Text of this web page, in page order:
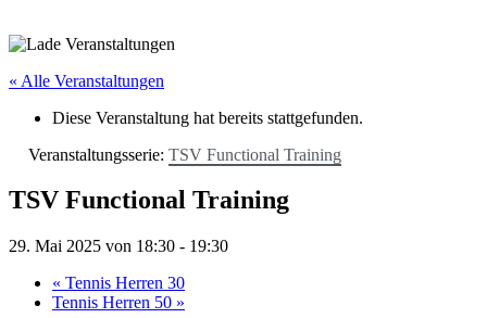
« Alle Veranstaltungen
Diese Veranstaltung hat bereits stattgefunden.
Veranstaltungsserie: TSV Functional Training
TSV Functional Training
29. Mai 2025 von 18:30 - 19:30
« Tennis Herren 30
Tennis Herren 50 »